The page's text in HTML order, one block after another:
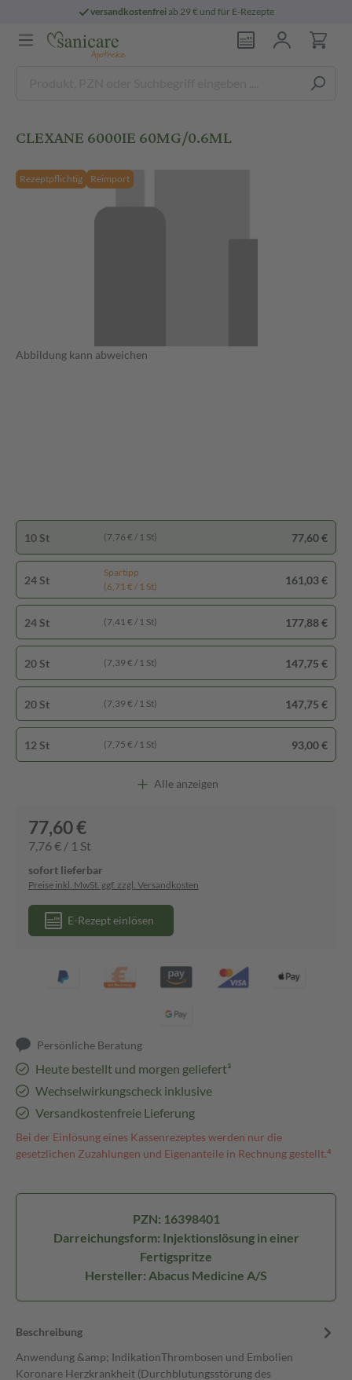
versandkostenfreiab 29 € und für E-Rezepte
CLEXANE 6000IE 60MG/0.6ML
Rezeptpflichtig Reimport
Abbildung kann abweichen
24 St
Spartipp
(6,71 € / 1 St)
161,03 €
24 St (7,41 € / 1 St) 177,88 €
20 St (7,39 € / 1 St) 147,75 €
20 St (7,39 € / 1 St) 147,75 €
12 St (7,75 € / 1 St) 93,00 €
10 St (7,76 € / 1 St) 77,60 €
Alle anzeigen
77,60 €
7,76 € / 1 St
sofort lieferbar
Preise inkl. MwSt. ggf. zzgl. Versandkosten
E-Rezept einlösen
Persönliche Beratung
Heute bestellt und morgen geliefert³
Wechselwirkungscheck inklusive
Versandkostenfreie Lieferung
Bei der Einlösung eines Kassenrezeptes werden nur die
gesetzlichen Zuzahlungen und Eigenanteile in Rechnung gestellt.⁴
PZN: 16398401
Darreichungsform: Injektionslösung in einer
Fertigspritze
Hersteller: Abacus Medicine A/S
Beschreibung
Anwendung &amp; IndikationThrombosen und Embolien
Koronare Herzkrankheit (Durchblutungsstörung des